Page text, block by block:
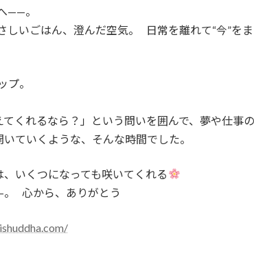
——。
しいごはん、澄んだ空気。 日常を離れて“今”を
プ。
くれるなら？」という問いを囲んで、夢や仕事の
ていくような、そんな時間でした。
いくつになっても咲いてくれる
心から、ありがとう